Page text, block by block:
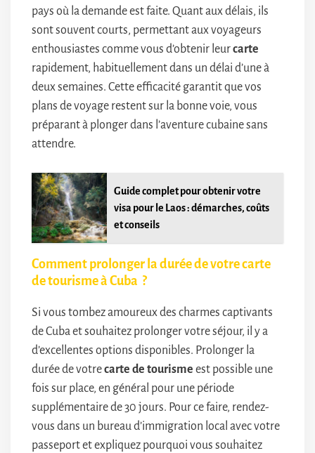
pays où la demande est faite. Quant aux délais, ils
sont souvent courts, permettant aux voyageurs
enthousiastes comme vous d’obtenir leurcarte
rapidement, habituellement dans un délai d’une à
deux semaines. Cette efficacité garantit que vos
plans de voyage restent sur la bonne voie, vous
préparant à plonger dans l’aventure cubaine sans
attendre.
Guide complet pour obtenir votre
visa pour le Laos : démarches, coûts
et conseils
Comment prolonger la durée de votre carte
de tourisme à Cuba ?
Si vous tombez amoureux des charmes captivants
de Cuba et souhaitez prolonger votre séjour, il y a
d’excellentes options disponibles. Prolonger la
durée de votrecarte de tourisme est possible une
fois sur place, en général pour une période
supplémentaire de 30 jours. Pour ce faire, rendez-
vous dans un bureau d’immigration local avec votre
passeport et expliquez pourquoi vous souhaitez